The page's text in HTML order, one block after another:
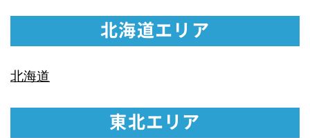
北海道エリア
北海道
東北エリア